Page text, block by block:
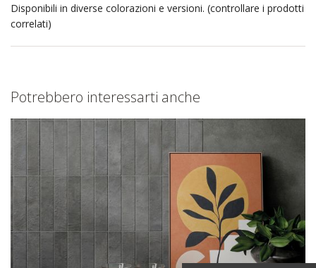
Disponibili in diverse colorazioni e versioni. (controllare i prodotti
correlati)
Potrebbero interessarti anche